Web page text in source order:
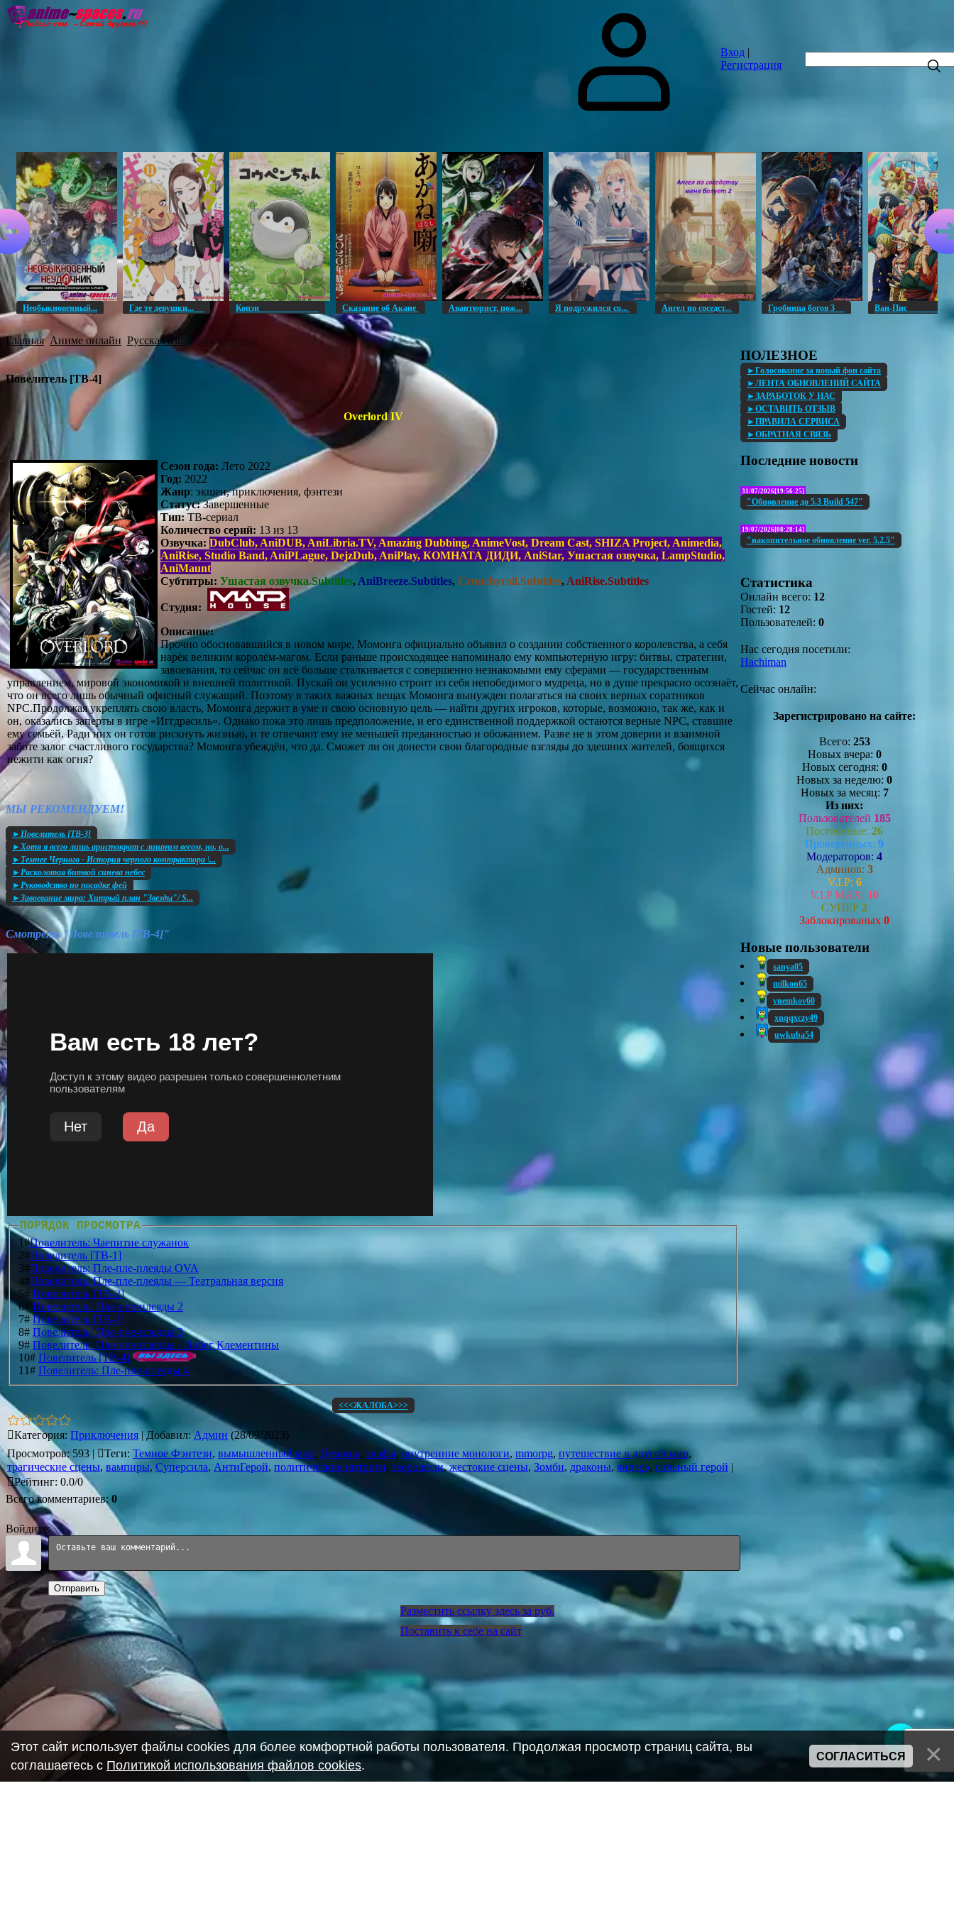
Вход |
Регистрация
Необыкновенный... Где те девушки... Копэн Сказание об Акане Авантюрист, пож... Я подружился со... Ангел по соседст... Гробница богов 3 Ван-
Главная Аниме онлайн Русская озв Приключения
Повелитель [ТВ-4]
Overlord IV
Сезон года: Лето 2022
Год: 2022
Жанр: экшен, приключения, фэнтези
Статус:Завершенные
Тип:ТВ-сериал
Количество серий: 13 из 13
Озвучка: DubClub, AniDUB, AniLibria.TV, Amazing Dubbing, AnimeVost, Dream Cast, SHIZA Project, Animedia,
AniRise, Studio Band, AniPLague, DejzDub, AniPlay, КОМНАТА ДИДИ, AniStar, Ушастая озвучка, LampStudio,
AniMaunt
Субтитры: Ушастая озвучка.Subtitles, AniBreeze.Subtitles, Crunchyroll.Subtitles, AniRise.Subtitles
Студия:
Описание:
Прочно обосновавшийся в новом мире, Момонга официально объявил о создании собственного королевства, а себя
нарёк великим королём-магом. Если раньше происходящее напоминало ему компьютерную игру: битвы, стратегии,
завоевания, то сейчас он всё больше сталкивается с совершенно незнакомыми ему сферами — государственным
управлением, мировой экономикой и внешней политикой. Пускай он усиленно строит из себя непобедимого мудреца, но в душе прекрасно осознаёт,
что он всего лишь обычный офисный служащий. Поэтому в таких важных вещах Момонга вынужден полагаться на своих верных соратников
NPC.Продолжая укреплять свою власть, Момонга держит в уме и свою основную цель — найти других игроков, которые, возможно, так же, как и
он, оказались заперты в игре «Иггдрасиль». Однако пока это лишь предположение, и его единственной поддержкой остаются верные NPC, ставшие
ему семьёй. Ради них он готов рискнуть жизнью, и те отвечают ему не меньшей преданностью и обожанием. Разве не в этом доверии и взаимной
заботе залог счастливого государства? Момонга убеждён, что да. Сможет ли он донести свои благородные взгляды до здешних жителей, боящихся
нежити как огня?
МЫ РЕКОМЕНДУЕМ!
►Повелитель [ТВ-3]
►Хотя я всего лишь аристократ с лишним весом, но, о...
►Темнее Черного - История черного контрактора \...
►Расколотая битвой синева небес
►Руководство по посадке фей
►Завоевание мира: Хитрый план "Звезды"/ S...
Смотреть "Повелитель [ТВ-4]"
ПОРЯДОК ПРОСМОТРА
1#Повелитель: Чаепитие служанок
2#Повелитель [ТВ-1]
3#Повелитель: Пле-пле-плеяды OVA
4#Повелитель: Пле-пле-плеяды — Театральная версия
5# Повелитель [ТВ-2]
6# Повелитель: Пле-пле-плеяды 2
7#Повелитель [ТВ-3]
8# Повелитель: Пле-пле-плеяды 3
9# Повелитель: Пле-пле-плеяды - Побег Клементины
10# Повелитель [ТВ-4]
11# Повелитель: Пле-пле-плеяды 4
<<<ЖАЛОБА>>>
Категория: Приключения |Добавил: Админ (28/09/2023)
Просмотров: 593 | Теги: Темное Фэнтези, вымышленный мир, Демоны, эльфы,внутренние монологи, mmorpg, путешествие в другой мир,
трагические сцены, вампиры, Суперсила, АнтиГерой, политические интриги, зверолюди,жестокие сцены, Зомби, драконы, яндэрэ, сильный герой |
Рейтинг: 0.0/0
Всего комментариев: 0
Войдите:
Отправить
ПОЛЕЗНОЕ
►Голосование за новый фон сайта
►ЛЕНТА ОБНОВЛЕНИЙ САЙТА
►ЗАРАБОТОК У НАС
►ОСТАВИТЬ ОТЗЫВ
►ПРАВИЛА СЕРВИСА
►ОБРАТНАЯ СВЯЗЬ
Последние новости
31/07/2026[19:56:25]
"Обновление до 5.3 Build 547"
19/07/2026[08:28:14]
"накопительное обновление ver. 5.2.5"
Статистика
Онлайн всего: 12
Гостей: 12
Пользователей: 0
Нас сегодня посетили:
Hachiman
Сейчас онлайн:
Зарегистрировано на сайте:
Всего: 253
Новых вчера: 0
Новых сегодня: 0
Новых за неделю: 0
Новых за месяц: 7
Из них:
Пользователей 185
Постоянные: 26
Проверенных: 9
Модераторов: 4
Админов: 3
V.I.P: 6
V.I.P MAX: 10
СУПЕР 2
Заблокированых 0
Новые пользователи
sanya05
milkon65
vnemkov60
xnqqxczy49
uwkuba54
Разместить ссылку здесь за руб.
Поставить к себе на сайт
Этот сайт использует файлы cookies для более комфортной работы пользователя. Продолжая просмотр страниц сайта, вы
соглашаетесь с Политикой использования файлов cookies.
СОГЛАСИТЬСЯ